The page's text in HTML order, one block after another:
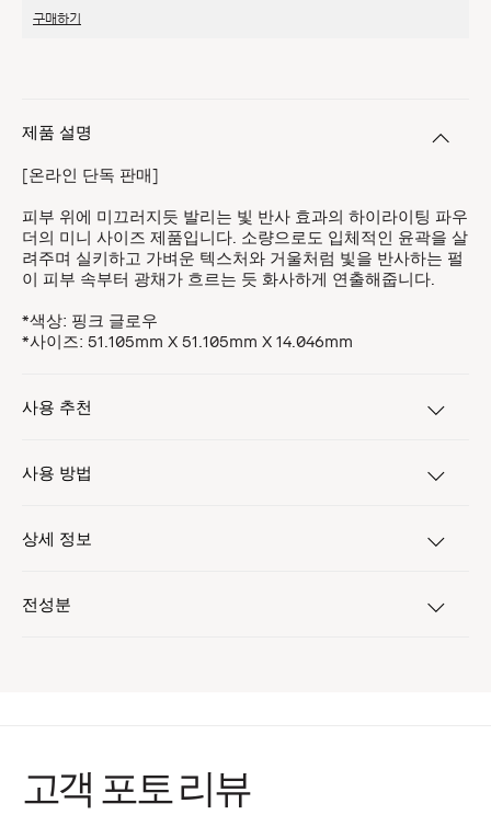
구매하기
제품 설명
[온라인 단독 판매]
피부 위에 미끄러지듯 발리는 빛 반사 효과의 하이라이팅 파우
더의 미니 사이즈 제품입니다. 소량으로도 입체적인 윤곽을 살
려주며 실키하고 가벼운 텍스처와 거울처럼 빛을 반사하는 펄
이 피부 속부터 광채가 흐르는 듯 화사하게 연출해줍니다.
*색상: 핑크 글로우
*사이즈: 51.105mm X 51.105mm X 14.046mm
사용 추천
사용 방법
상세 정보
전성분
고객 포토 리뷰